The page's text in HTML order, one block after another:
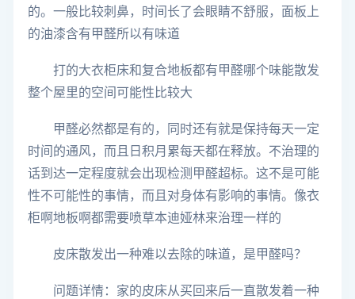
的。一般比较刺鼻，时间长了会眼睛不舒服，面板上
的油漆含有甲醛所以有味道
打的大衣柜床和复合地板都有甲醛哪个味能散发
整个屋里的空间可能性比较大
甲醛必然都是有的，同时还有就是保持每天一定
时间的通风，而且日积月累每天都在释放。不治理的
话到达一定程度就会出现检测甲醛超标。这不是可能
性不可能性的事情，而且对身体有影响的事情。像衣
柜啊地板啊都需要喷草本迪娅林来治理一样的
皮床散发出一种难以去除的味道，是甲醛吗？
问题详情：家的皮床从买回来后一直散发着一种